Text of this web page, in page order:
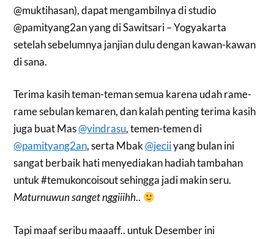
@muktihasan), dapat mengambilnya di studio
@pamityang2an yang di Sawitsari – Yogyakarta
setelah sebelumnya janjian dulu dengan kawan-kawan
di sana.
Terima kasih teman-teman semua karena udah rame-
rame sebulan kemaren, dan kalah penting terima kasih
juga buat Mas@vindrasu, temen-temen di
@pamityang2an, serta Mbak@jeciiyang bulan ini
sangat berbaik hati menyediakan hadiah tambahan
untuk #temukoncoisout sehingga jadi makin seru.
Maturnuwun sanget nggiiihh..
Tapi maaf seribu maaaff.. untuk Desember ini